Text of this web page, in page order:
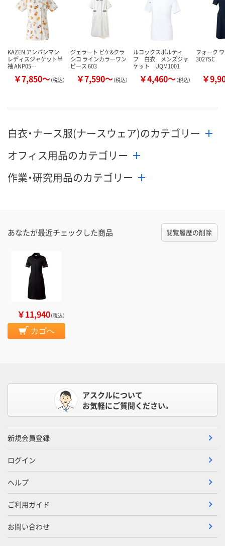
カゴへ カ
KAZEN アンパンマン
レディスジャケット半
袖 ANP05…
￥7,850～（税込）
ジェラート ピケ&クラ
シコ ラインカラーワン
ピース 603
￥7,590～（税込）
ルコックスポルティ
フ 白衣 メンズジャ
ケット UQM1001
￥4,460～（税込）
フォーク
3027SC
￥
白衣・ナース服(ナースウェア)のカテゴリー
オフィス用品のカテゴリー
作業・研究用品のカテゴリー
あなたが最近チェックした商品 閲覧履歴の削除
￥11,940（税込）
カゴへ
アスクルについて
お気軽にご質問ください。
新規会員登録
ログイン
ヘルプ
ご利用ガイド
お問い合わせ